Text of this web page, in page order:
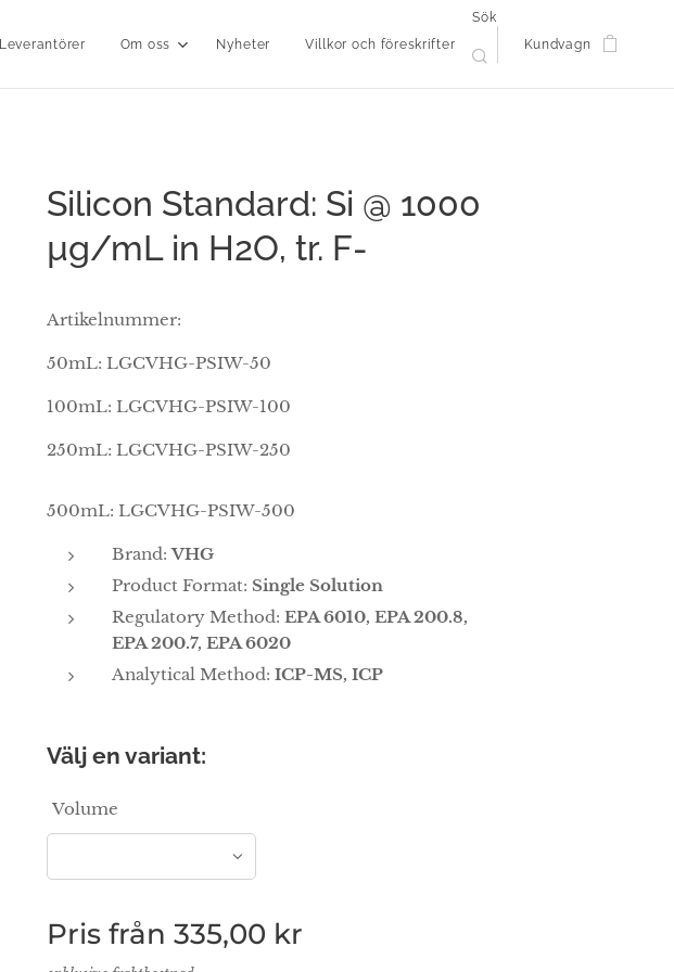
Leverantörer Om oss Nyheter Villkor och föreskrifter
Sök
Kundvagn
Silicon Standard: Si @ 1000
µg/mL in H2O, tr. F-
Artikelnummer:
50mL: LGCVHG-PSIW-50
100mL: LGCVHG-PSIW-100
250mL: LGCVHG-PSIW-250
500mL: LGCVHG-PSIW-500
Brand:VHG
Product Format:Single Solution
Regulatory Method:EPA 6010, EPA 200.8,
EPA 200.7, EPA 6020
Analytical Method:ICP-MS, ICP
Välj en variant:
Volume
Pris från335,00 kr